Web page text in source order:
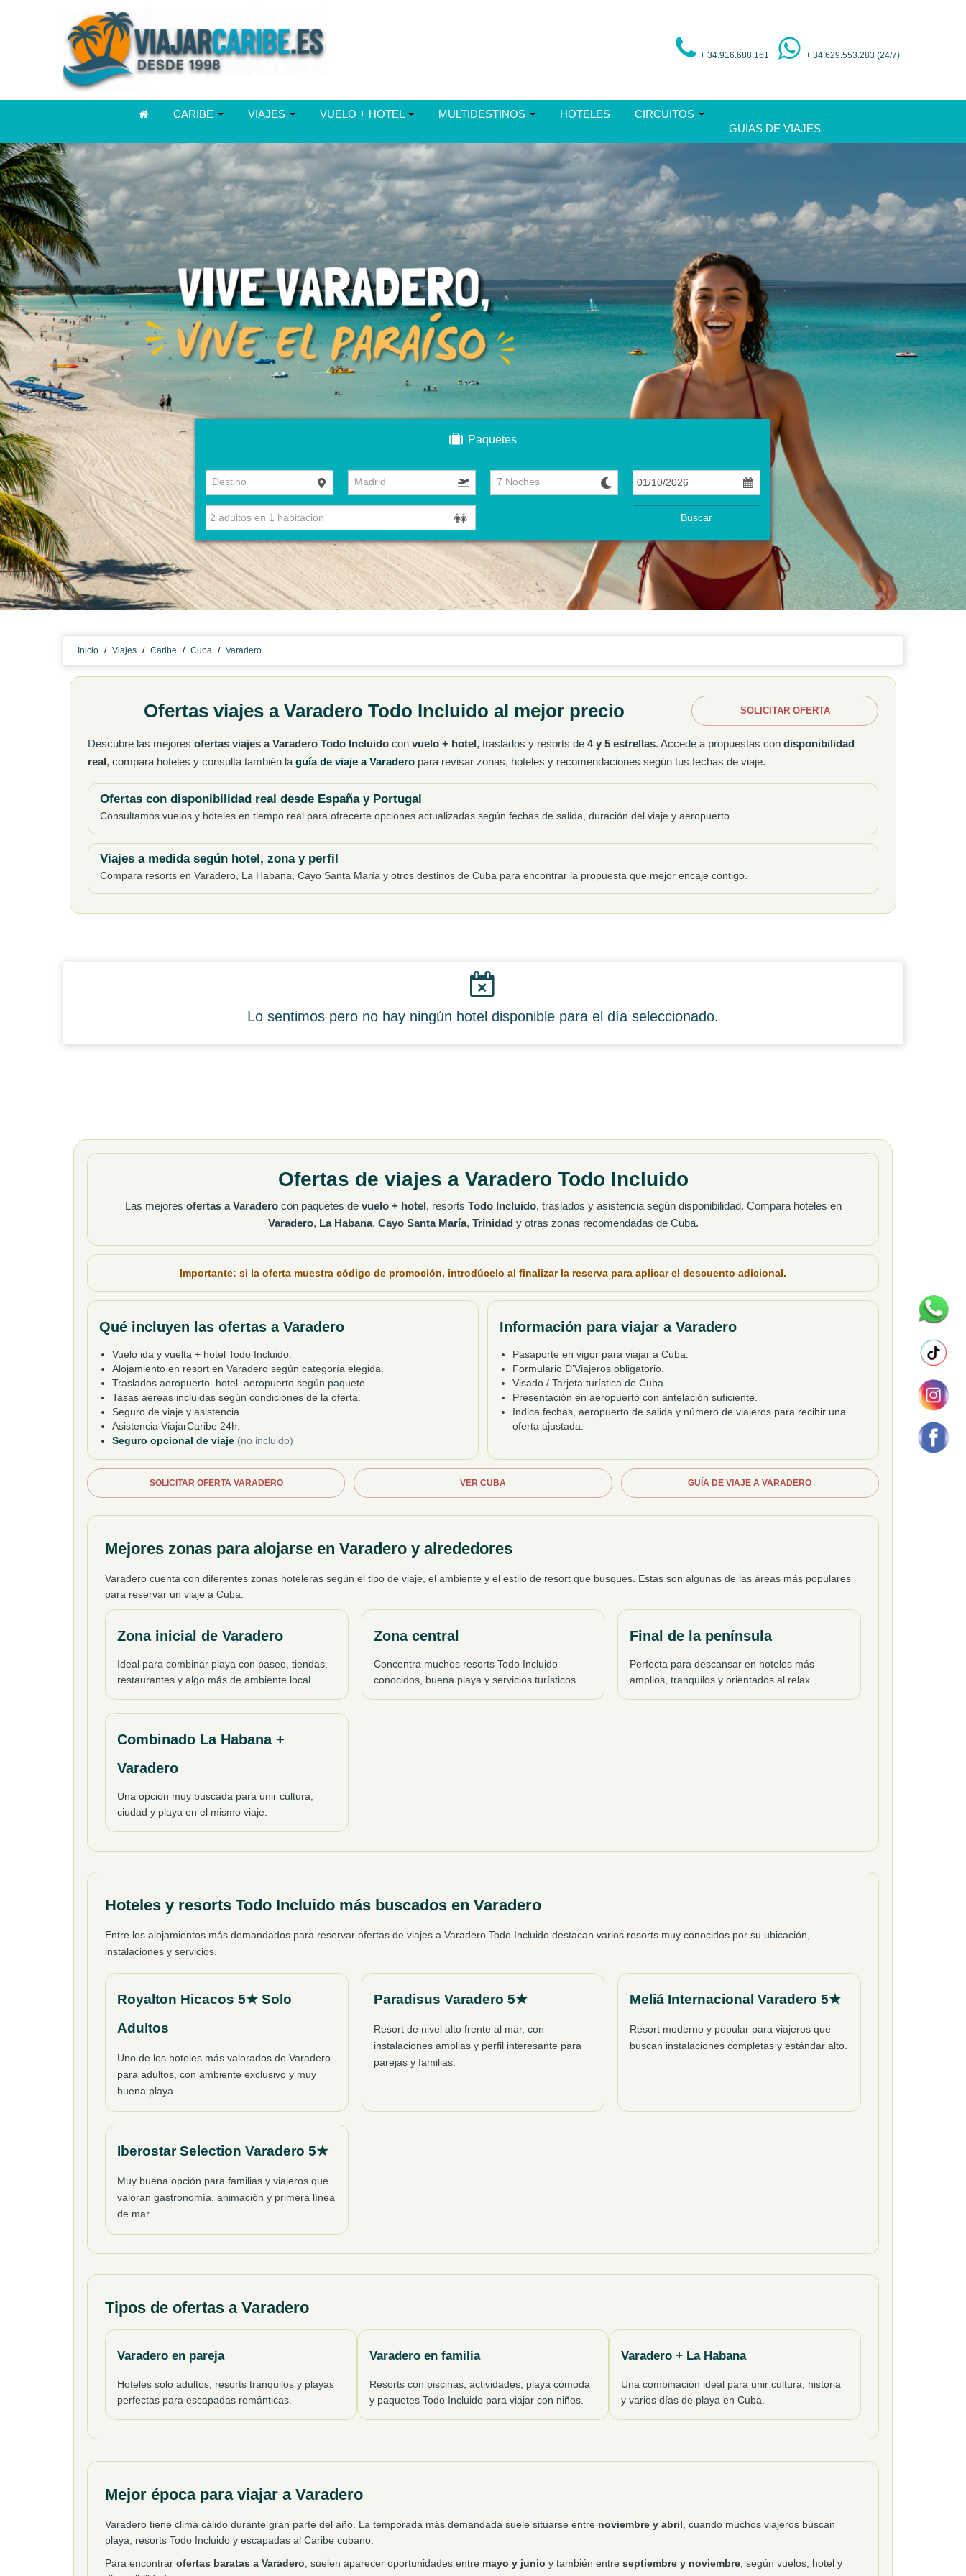
+ 34.916.688.161 + 34.629.553.283 (24/7)
CARIBE VIAJES VUELO + HOTEL MULTIDESTINOS HOTELES
CIRCUITOS
GUIAS DE VIAJES
Paquetes
Destino Madrid 7 Noches
Buscar
Inicio / Viajes / Caribe / Cuba / Varadero
Ofertas viajes a Varadero Todo Incluido al mejor precio SOLICITAR OFERTA
Descubre las mejores ofertas viajes a Varadero Todo Incluido con vuelo + hotel, traslados y resorts de 4 y 5 estrellas. Accede a propuestas con disponibilidad
real, compara hoteles y consulta también la guía de viaje a Varadero para revisar zonas, hoteles y recomendaciones según tus fechas de viaje.
Ofertas con disponibilidad real desde España y Portugal
Consultamos vuelos y hoteles en tiempo real para ofrecerte opciones actualizadas según fechas de salida, duración del viaje y aeropuerto.
Viajes a medida según hotel, zona y perfil
Compara resorts en Varadero, La Habana, Cayo Santa María y otros destinos de Cuba para encontrar la propuesta que mejor encaje contigo.
Lo sentimos pero no hay ningún hotel disponible para el día seleccionado.
Ofertas de viajes a Varadero Todo Incluido
Las mejores ofertas a Varaderocon paquetes de vuelo + hotel, resorts Todo Incluido, traslados y asistencia según disponibilidad. Compara hoteles en
Varadero, La Habana, Cayo Santa María, Trinidad y otras zonas recomendadas de Cuba.
Importante: si la oferta muestra código de promoción, introdúcelo al finalizar la reserva para aplicar el descuento adicional.
Qué incluyen las ofertas a Varadero
Vuelo ida y vuelta + hotel Todo Incluido.
Alojamiento en resort en Varadero según categoría elegida.
Traslados aeropuerto–hotel–aeropuerto según paquete.
Tasas aéreas incluidas según condiciones de la oferta.
Seguro de viaje y asistencia.
Asistencia ViajarCaribe 24h.
Seguro opcional de viaje (no incluido)
Información para viajar a Varadero
Pasaporte en vigor para viajar a Cuba.
Formulario D’Viajeros obligatorio.
Visado / Tarjeta turística de Cuba.
Presentación en aeropuerto con antelación suficiente.
Indica fechas, aeropuerto de salida y número de viajeros para recibir una
oferta ajustada.
SOLICITAR OFERTA VARADERO VER CUBA GUÍA DE VIAJE A VARADERO
Mejores zonas para alojarse en Varadero y alrededores
Varadero cuenta con diferentes zonas hoteleras según el tipo de viaje, el ambiente y el estilo de resort que busques. Estas son algunas de las áreas más populares
para reservar un viaje a Cuba.
Zona inicial de Varadero
Ideal para combinar playa con paseo, tiendas,
restaurantes y algo más de ambiente local.
Zona central
Concentra muchos resorts Todo Incluido
conocidos, buena playa y servicios turísticos.
Final de la península
Perfecta para descansar en hoteles más
amplios, tranquilos y orientados al relax.
Combinado La Habana +
Varadero
Una opción muy buscada para unir cultura,
ciudad y playa en el mismo viaje.
Hoteles y resorts Todo Incluido más buscados en Varadero
Entre los alojamientos más demandados para reservar ofertas de viajes a Varadero Todo Incluido destacan varios resorts muy conocidos por su ubicación,
instalaciones y servicios.
Royalton Hicacos 5★ Solo
Adultos
Uno de los hoteles más valorados de Varadero
para adultos, con ambiente exclusivo y muy
buena playa.
Paradisus Varadero 5★
Resort de nivel alto frente al mar, con
instalaciones amplias y perfil interesante para
parejas y familias.
Meliá Internacional Varadero 5★
Resort moderno y popular para viajeros que
buscan instalaciones completas y estándar alto.
Iberostar Selection Varadero 5★
Muy buena opción para familias y viajeros que
valoran gastronomía, animación y primera línea
de mar.
Tipos de ofertas a Varadero
Varadero en pareja
Hoteles solo adultos, resorts tranquilos y playas
perfectas para escapadas románticas.
Varadero en familia
Resorts con piscinas, actividades, playa cómoda
y paquetes Todo Incluido para viajar con niños.
Varadero + La Habana
Una combinación ideal para unir cultura, historia
y varios días de playa en Cuba.
Mejor época para viajar a Varadero
Varadero tiene clima cálido durante gran parte del año. La temporada más demandada suele situarse entre noviembre y abril, cuando muchos viajeros buscan
playa, resorts Todo Incluido y escapadas al Caribe cubano.
Para encontrar ofertas baratas a Varadero, suelen aparecer oportunidades entre mayo y junio y también entre septiembre y noviembre, según vuelos, hotel y